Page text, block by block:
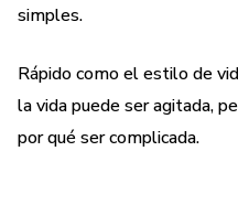
simples.
Rápido como el estilo de
la vida puede ser agitada,
por qué ser complicada.